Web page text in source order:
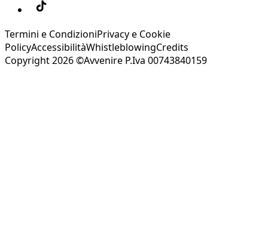
Termini e CondizioniPrivacy e Cookie
PolicyAccessibilitàWhistleblowingCredits
Copyright 2026 ©Avvenire P.Iva 00743840159